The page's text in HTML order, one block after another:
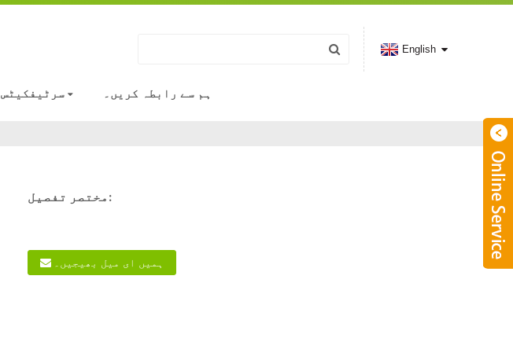
سرٹیفکیٹس ہم سے رابطہ کریں۔
English
مختصر تفصیل:
ہمیں ای میل بھیجیں۔